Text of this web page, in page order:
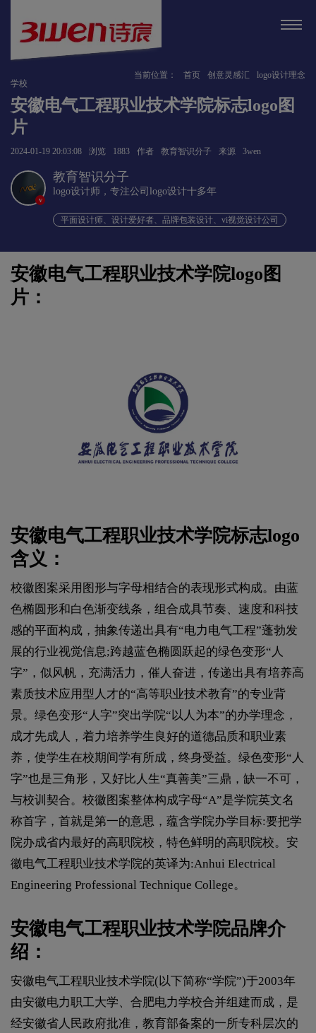
当前位置： 首页 创意灵感汇
logo设计理念
学校
安徽电气工程职业技术学院标志logo图
片
2024-01-19 20:03:08 浏览 1883 作者 教育智识分子 来源 3wen
v
教育智识分子
logo设计师，专注公司logo设计十多年
平面设计师、设计爱好者、品牌包装设计、vi视觉设计公司
安徽电气工程职业技术学院logo图
片：
安徽电气工程职业技术学院标志logo
含义：
校徽图案采用图形与字母相结合的表现形式构成。由蓝
色椭圆形和白色渐变线条，组合成具节奏、速度和科技
感的平面构成，抽象传递出具有“电力电气工程”蓬勃发
展的行业视觉信息;跨越蓝色椭圆跃起的绿色变形“人
字”，似风帆，充满活力，催人奋进，传递出具有培养高
素质技术应用型人才的“高等职业技术教育”的专业背
景。绿色变形“人字”突出学院“以人为本”的办学理念，
成才先成人，着力培养学生良好的道德品质和职业素
养，使学生在校期间学有所成，终身受益。绿色变形“人
字”也是三角形，又好比人生“真善美”三鼎，缺一不可，
与校训契合。校徽图案整体构成字母“A”是学院英文名
称首字，首就是第一的意思，蕴含学院办学目标:要把学
院办成省内最好的高职院校，特色鲜明的高职院校。安
徽电气工程职业技术学院的英译为:Anhui Electrical
Engineering Professional Technique College。
安徽电气工程职业技术学院品牌介
绍：
安徽电气工程职业技术学院(以下简称“学院”)于2003年
由安徽电力职工大学、合肥电力学校合并组建而成，是
经安徽省人民政府批准，教育部备案的一所专科层次的